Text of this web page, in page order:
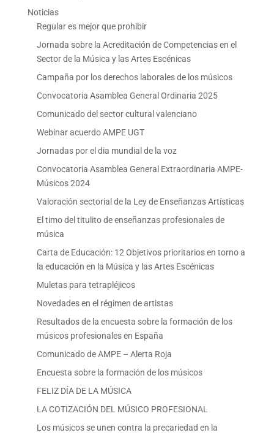
Noticias
Regular es mejor que prohibir
Jornada sobre la Acreditación de Competencias en el
Sector de la Música y las Artes Escénicas
Campaña por los derechos laborales de los músicos
Convocatoria Asamblea General Ordinaria 2025
Comunicado del sector cultural valenciano
Webinar acuerdo AMPE UGT
Jornadas por el dia mundial de la voz
Convocatoria Asamblea General Extraordinaria AMPE-
Músicos 2024
Valoración sectorial de la Ley de Enseñanzas Artísticas
El timo del titulito de enseñanzas profesionales de
música
Carta de Educación: 12 Objetivos prioritarios en torno a
la educación en la Música y las Artes Escénicas
Muletas para tetrapléjicos
Novedades en el régimen de artistas
Resultados de la encuesta sobre la formación de los
músicos profesionales en España
Comunicado de AMPE – Alerta Roja
Encuesta sobre la formación de los músicos
FELIZ DÍA DE LA MÚSICA
LA COTIZACIÓN DEL MÚSICO PROFESIONAL
Los músicos se unen contra la precariedad en la